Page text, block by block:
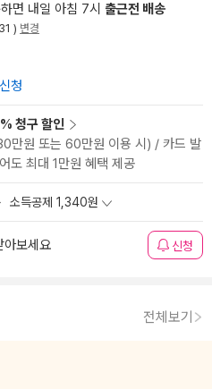
면 내일 아침 7시 출근전 배송
) 변경
청
청구 할인
만원 또는 60만원 이용 시) / 카드 발
도 최대 1만원 혜택 제공
소득공제 1,340원
아보세요 신청
전체보기